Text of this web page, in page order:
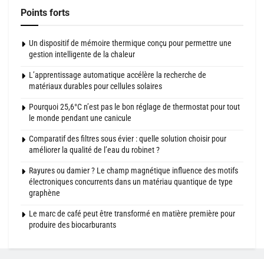
Points forts
Un dispositif de mémoire thermique conçu pour permettre une
gestion intelligente de la chaleur
L’apprentissage automatique accélère la recherche de
matériaux durables pour cellules solaires
Pourquoi 25,6°C n’est pas le bon réglage de thermostat pour tout
le monde pendant une canicule
Comparatif des filtres sous évier : quelle solution choisir pour
améliorer la qualité de l’eau du robinet ?
Rayures ou damier ? Le champ magnétique influence des motifs
électroniques concurrents dans un matériau quantique de type
graphène
Le marc de café peut être transformé en matière première pour
produire des biocarburants